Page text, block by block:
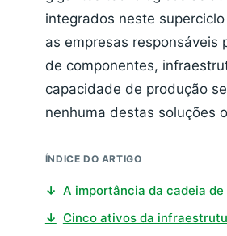
integrados neste
as empresas responsáveis
de componentes,
capacidade de produção
nenhuma destas soluções
ÍNDICE DO ARTIGO
↓ A importância da cadeia de
↓ Cinco ativos da